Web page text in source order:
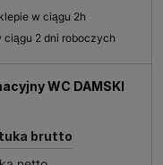
w ciągu 2h
ciągu 2 dni roboczych
WC DAMSKI
brutto